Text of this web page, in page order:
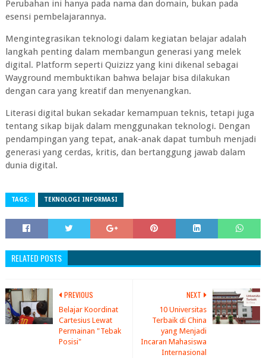
Perubahan ini hanya pada nama dan domain, bukan pada
esensi pembelajarannya.
Mengintegrasikan teknologi dalam kegiatan belajar adalah
langkah penting dalam membangun generasi yang melek
digital. Platform seperti Quizizz yang kini dikenal sebagai
Wayground membuktikan bahwa belajar bisa dilakukan
dengan cara yang kreatif dan menyenangkan.
Literasi digital bukan sekadar kemampuan teknis, tetapi juga
tentang sikap bijak dalam menggunakan teknologi. Dengan
pendampingan yang tepat, anak-anak dapat tumbuh menjadi
generasi yang cerdas, kritis, dan bertanggung jawab dalam
dunia digital.
TAGS: TEKNOLOGI INFORMASI
RELATED POSTS
NEXT
10 Universitas
Terbaik di China
yang Menjadi
Incaran Mahasiswa
Internasional
PREVIOUS
Belajar Koordinat
Cartesius Lewat
Permainan "Tebak
Posisi"